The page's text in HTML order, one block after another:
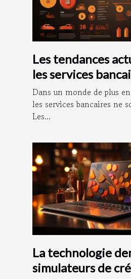
Les tendances
les services
Dans un monde de plus
les services bancaires ne
Les...
La technologie
simulateurs de